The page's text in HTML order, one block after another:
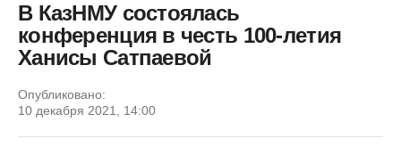
В КазНМУ состоялась
конференция в честь 100-летия
Ханисы Сатпаевой
Опубликовано:
10 декабря 2021, 14:00